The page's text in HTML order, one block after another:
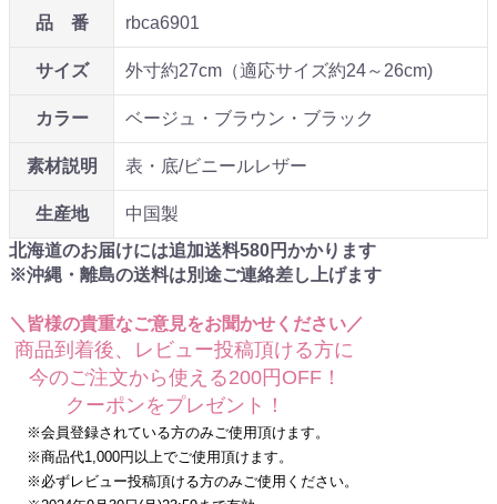
品 番
rbca6901
サイズ 外寸約27cm（適応サイズ約24～26cm)
カラー ベージュ・ブラウン・ブラック
素材説明 表・底/ビニールレザー
生産地
中国製
北海道のお届けには追加送料580円かかります
※沖縄・離島の送料は別途ご連絡差し上げます
＼皆様の貴重なご意見をお聞かせください／
商品到着後、レビュー投稿頂ける方に
今のご注文から使える200円OFF！
クーポンをプレゼント！
※会員登録されている方のみご使用頂けます。
※商品代1,000円以上でご使用頂けます。
※必ずレビュー投稿頂ける方のみご使用ください。